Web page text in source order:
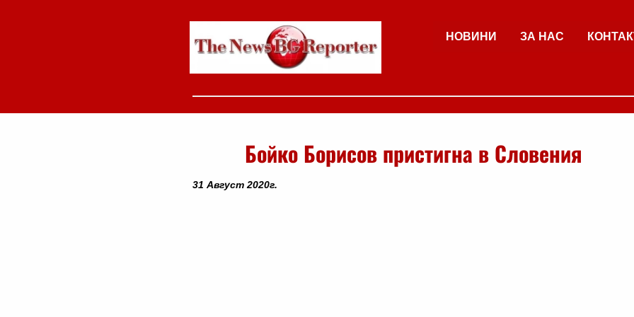
НОВИНИ ЗА НАС
Бойко Борисов пристигна в Словения
31 Август 2020г.